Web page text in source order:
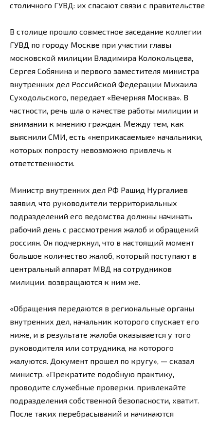
столичного ГУВД: их спасают связи с правительстве
В столице прошло совместное заседание коллегии
ГУВД по городу Москве при участии главы
московской милиции Владимира Колокольцева,
Сергея Собянина и первого заместителя министра
внутренних дел Российской Федерации Михаила
Суходольского, передает «Вечерняя Москва». В
частности, речь шла о качестве работы милиции и
внимании к мнению граждан. Между тем, как
выяснили СМИ, есть «неприкасаемые» начальники,
которых попросту невозможно привлечь к
ответственности.
Министр внутренних дел РФ Рашид Нургалиев
заявил, что руководители территориальных
подразделений его ведомства должны начинать
рабочий день с рассмотрения жалоб и обращений
россиян. Он подчеркнул, что в настоящий момент
большое количество жалоб, который поступают в
центральный аппарат МВД на сотрудников
милиции, возвращаются к ним же.
«Обращения передаются в региональные органы
внутренних дел, начальник которого спускает его
ниже, и в результате жалоба оказывается у того
руководителя или сотрудника, на которого
жалуются. Документ прошел по кругу», — сказал
министр. «Прекратите подобную практику,
проводите служебные проверки. привлекайте
подразделения собственной безопасности, хватит.
После таких перебрасываний и начинаются